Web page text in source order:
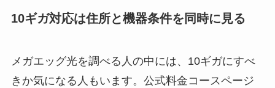
10ギガ対応は住所と機器条件を同時に見る
メガエッグ光を調べる人の中には、10ギガにすべ
きか気になる人もいます。公式料金コースページ